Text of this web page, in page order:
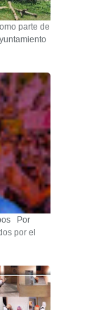
parte de
Por
por el